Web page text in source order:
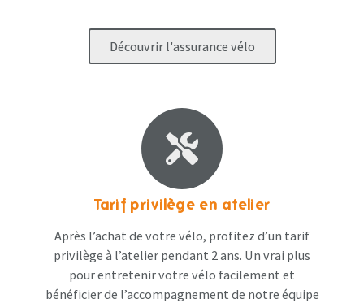
Découvrir l'assurance vélo
Tarif privilège en atelier
Après l’achat de votre vélo, profitez d’un tarif
privilège à l’atelier pendant 2 ans. Un vrai plus
pour entretenir votre vélo facilement et
bénéficier de l’accompagnement de notre équipe